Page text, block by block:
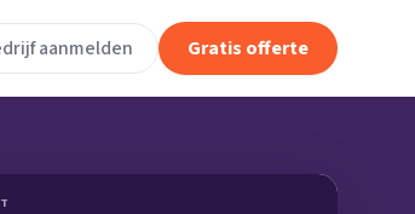
aanmelden Gratis offerte